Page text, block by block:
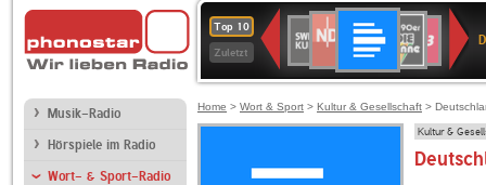
Top 10
Zuletzt
Deutschlandfunk
80er
90er
OLDIE
ANTENNE
SWR3
SWR
Kultur
2
Musik-Radio
Hörspiele im Radio
Wort- & Sport-Radio
Home > Wort & Sport > Kultur & Gesellschaft >
Kultur &